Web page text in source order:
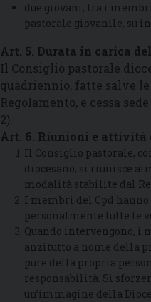
due giovani, tra i
pastorale giovanile, su
Art. 5. Durata in carica
Il Consiglio pastorale
quadriennio, fatte salve
Regolamento, e cessa
2).
Art. 6. Riunioni e attività
Il Consiglio pastorale,
diocesano, si riunisce
modalità stabilite dal
I membri del Cpd
personalmente tutte le
Quando intervengono, i
anzitutto a nome della
pure della propria
responsabilità. Si
un’immagine della